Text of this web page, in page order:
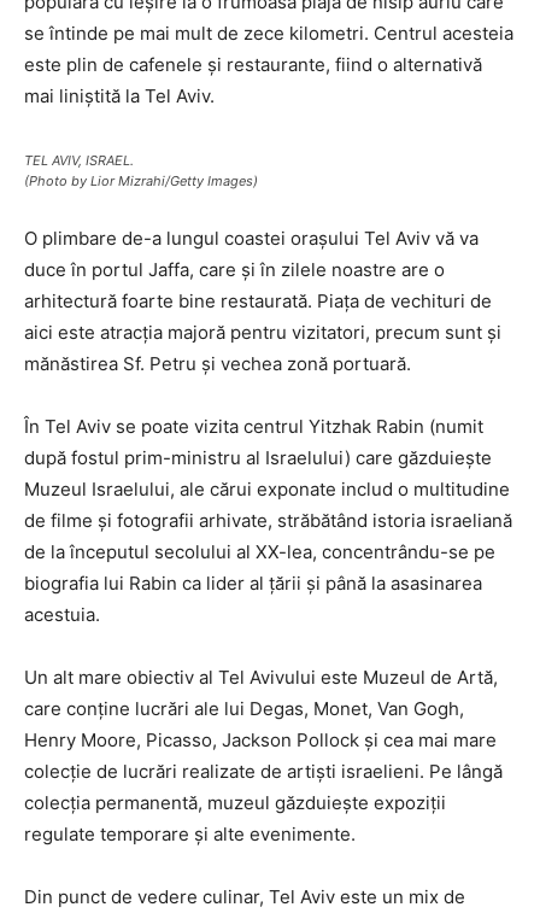
se întinde pe mai mult de zece kilometri. Centrul acesteia
este plin de cafenele și restaurante, fiind o alternativă
mai liniștită la Tel Aviv.
TEL AVIV, ISRAEL.
(Photo by Lior Mizrahi/Getty Images)
O plimbare de-a lungul coastei orașului Tel Aviv vă va
duce în portul Jaffa, care și în zilele noastre are o
arhitectură foarte bine restaurată. Piața de vechituri de
aici este atracția majoră pentru vizitatori, precum sunt și
mănăstirea Sf. Petru și vechea zonă portuară.
În Tel Aviv se poate vizita centrul Yitzhak Rabin (numit
după fostul prim-ministru al Israelului) care găzduiește
Muzeul Israelului, ale cărui exponate includ o multitudine
de filme și fotografii arhivate, străbătând istoria israeliană
de la începutul secolului al XX-lea, concentrându-se pe
biografia lui Rabin ca lider al țării și până la asasinarea
acestuia.
Un alt mare obiectiv al Tel Avivului este Muzeul de Artă,
care conține lucrări ale lui Degas, Monet, Van Gogh,
Henry Moore, Picasso, Jackson Pollock și cea mai mare
colecție de lucrări realizate de artiști israelieni. Pe lângă
colecția permanentă, muzeul găzduiește expoziții
regulate temporare și alte evenimente.
Din punct de vedere culinar, Tel Aviv este un mix de